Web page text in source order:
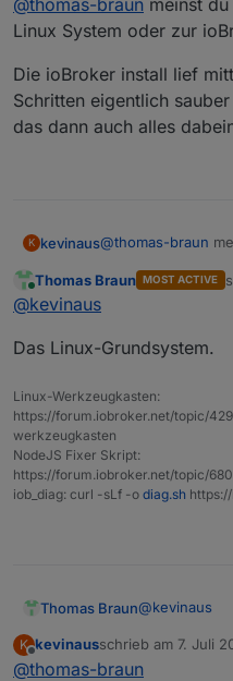
*** 16.15.1-
100 /
500
da noch
läufst du vor
@thomas-braun meinst
Linux System oder zur
Die ioBroker install lief
Schritten eigentlich
das dann auch alles
K kevinaus@thomas-braun
Die ioBroker install
Schritten eigentlich
Online
Thomas Braun MOST ACTIVE
@kevinaus
Das Linux-Grundsystem.
Linux-Werkzeugkasten:
https://forum.iobroker.net/topic/
werkzeugkasten
NodeJS Fixer Skript:
https://forum.iobroker.net/topic/
iob_diag: curl -sLf -o diag.sh
Thomas Braun@kevinaus
Das Linux-
K
Offline
kevinausschrieb am 7. Juli
zuletzt editiert von
@thomas-braun